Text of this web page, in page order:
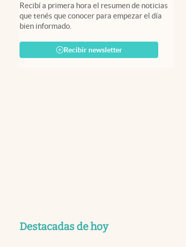
Recibí a primera hora el resumen de noticias
que tenés que conocer para empezar el día
bien informado.
Recibir newsletter
Destacadas de hoy